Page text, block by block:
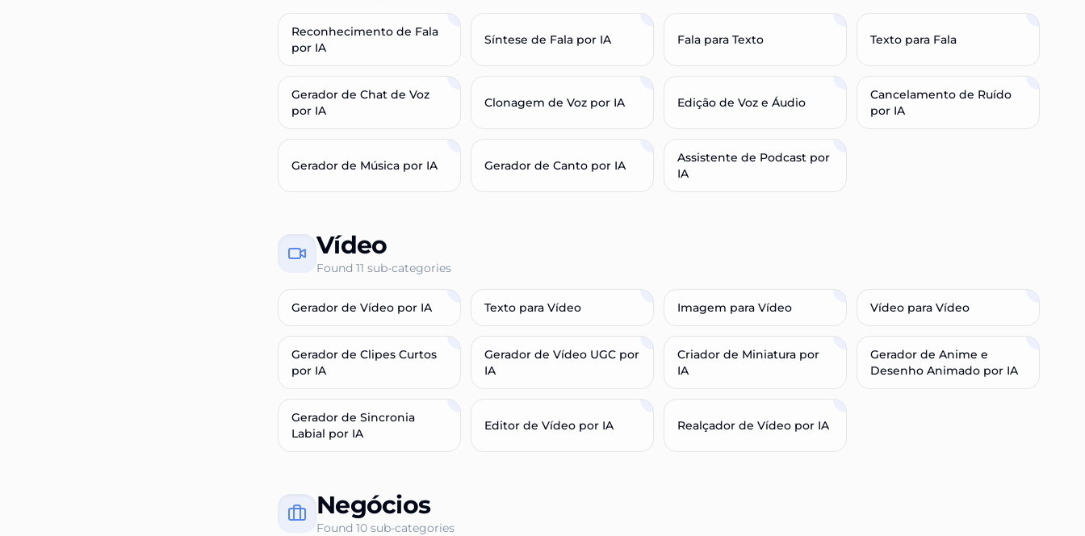
Reconhecimento de Fala
por IA
Síntese de Fala por IA Fala para Texto Texto para Fala
Gerador de Chat de Voz
por IA
Clonagem de Voz por IA Edição de Voz e Áudio
Cancelamento de Ruído
por IA
Gerador de Música por IA Gerador de Canto por IA
Assistente de Podcast por
IA
Vídeo
Found 11 sub-categories
Gerador de Vídeo por IA Texto para Vídeo Imagem para Vídeo Vídeo para Vídeo
Gerador de Clipes Curtos
por IA
Gerador de Vídeo UGC por
IA
Criador de Miniatura por
IA
Gerador de Anime e
Desenho Animado por IA
Gerador de Sincronia
Labial por IA
Editor de Vídeo por IA Realçador de Vídeo por IA
Negócios
Found 10 sub-categories